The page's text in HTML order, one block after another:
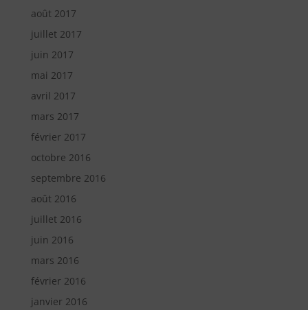
août 2017
juillet 2017
juin 2017
mai 2017
avril 2017
mars 2017
février 2017
octobre 2016
septembre 2016
août 2016
juillet 2016
juin 2016
mars 2016
février 2016
janvier 2016